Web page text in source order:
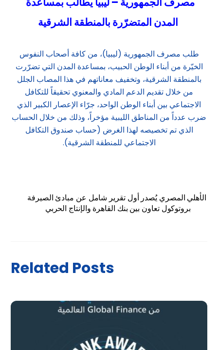
المدن المتضرّرة بالمنطقة الشرقية
طلب مصرف الجمهورية (ليبيا)، من كافة أصحاب النفوس
الخيّرة من أبناء الوطن الحبيب، بمساعدة المدن التي تضرّرت
بالمنطقة الشرقية، وتخفيف معاناتهم في هذا المصاب الجلل
من خلال تقديم الدعم المادي والمعنوي تحقيقاً للتكافل
الاجتماعي بين أبناء الوطن الواحد، جرّاء الإعصار الكبير الذي
ضرب عدداً من المناطق الليبية مؤخراً، وذلك من خلال الحساب
الذي تم تخصيصه لهذا الغرض (حساب صندوق التكافل
الاجتماعي للمنطقة الشرقية).
الأهلي المصري يُصدر أول تقرير شامل عن مبادئ الصيرفة
بروتوكول تعاون بين بنك القاهرة والإنتاج الحربي
Related Posts